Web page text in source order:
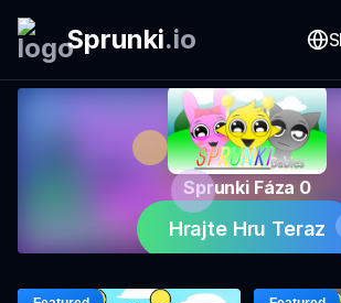
Sprunki.io
Sprunki Fáza 0
Hrajte Hru Teraz